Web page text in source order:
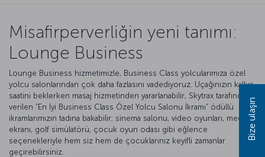
Misafirperverliğin yeni tanımı:
Lounge Business
Lounge Business hizmetimizle, Business Class yolcularımıza özel
yolcu salonlarından çok daha fazlasını vadediyoruz. Uçağınızın kalkış
saatini beklerken masaj hizmetinden yararlanabilir, Skytrax tarafından
verilen “En İyi Business Class Özel Yolcu Salonu İkramı” ödüllü
ikramlarımızın tadına bakabilir; sinema salonu, video oyunları, medya
ekranı, golf simülatörü, çocuk oyun odası gibi eğlence
seçenekleriyle hem siz hem de çocuklarınız keyifli zamanlar
geçirebilirsiniz.
Bize ulaşın